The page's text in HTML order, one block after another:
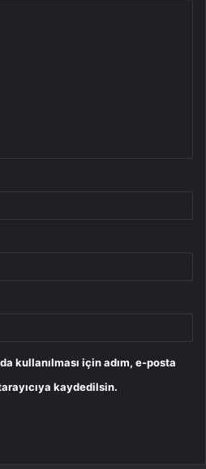
kullanılması için adım, e-posta
kaydedilsin.